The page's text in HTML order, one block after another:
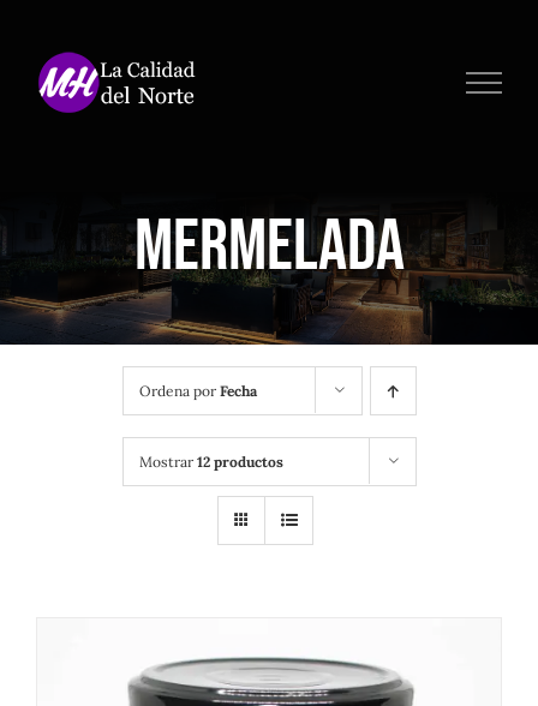
contenido
Mermelada
Ordena por Fecha
Mostrar 12 productos